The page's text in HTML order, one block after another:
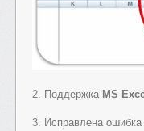
2. Поддержка MS
3. Исправлена